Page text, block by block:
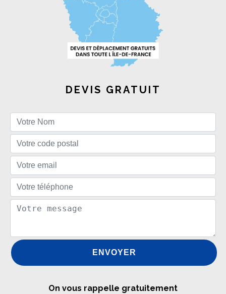
DEVIS GRATUIT
On vous rappelle gratuitement